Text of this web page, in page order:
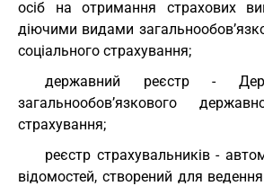
осіб на отримання страхових
діючими видами
соціального страхування;
державний реєстр -
загальнообов’язкового
страхування;
реєстр страхувальників -
відомостей, створений для